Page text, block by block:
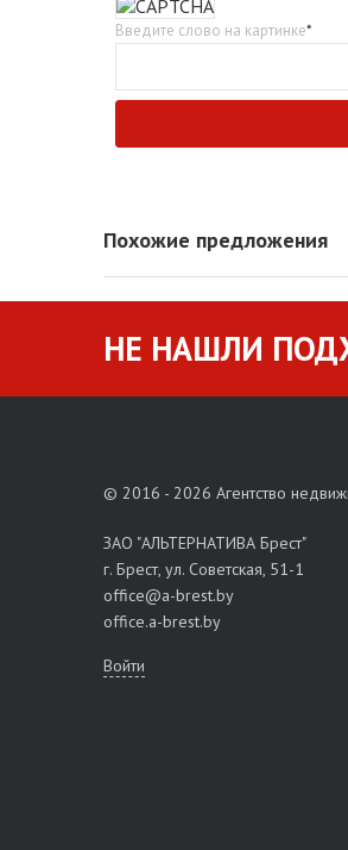
Введите слово на картинке*
Похожие предложения
НЕ НАШЛИ
© 2016 - 2026 Агентство
ЗАО "АЛЬТЕРНАТИВА Брест"
г. Брест, ул. Советская, 51-1
office@a-brest.by
office.a-brest.by
Войти